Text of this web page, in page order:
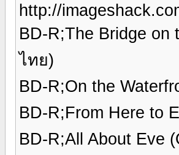
http://
BD-R;The Bridge on
ไทย)
BD-R;On the
BD-R;From Here to
BD-R;All About Eve